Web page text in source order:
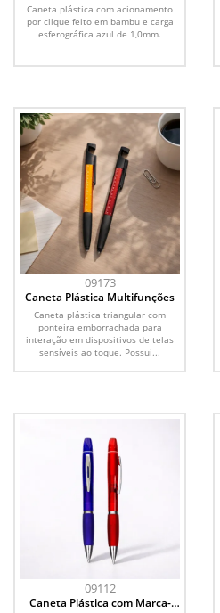
Caneta plástica com acionamento
por clique feito em bambu e carga
esferográfica azul de 1,0mm.
09173
Caneta Plástica Multifunções
Caneta plástica triangular com
ponteira emborrachada para
interação em dispositivos de telas
sensíveis ao toque. Possui...
09112
Caneta Plástica com Marca-